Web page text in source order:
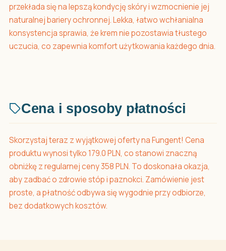
przekłada się na lepszą kondycję skóry i wzmocnienie jej
naturalnej bariery ochronnej. Lekka, łatwo wchłanialna
konsystencja sprawia, że krem nie pozostawia tłustego
uczucia, co zapewnia komfort użytkowania każdego dnia.
Cena i sposoby płatności
Skorzystaj teraz z wyjątkowej oferty na Fungent! Cena
produktu wynosi tylko 179.0 PLN, co stanowi znaczną
obniżkę z regularnej ceny 358 PLN. To doskonała okazja,
aby zadbać o zdrowie stóp i paznokci. Zamówienie jest
proste, a płatność odbywa się wygodnie przy odbiorze,
bez dodatkowych kosztów.